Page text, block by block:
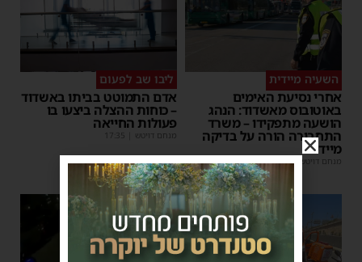
השעיה מיידית
אחרי נסיעת האימים
באוטובוס מאשדוד: הנהג
הושעה מתפקידו – משרד
התחבורה הורה על בדיקה
מיידית
מנחם דויטש |
17:44 | 1 תגובות
ליבו שב לפעום
אדם התמוטט בביתו באשדוד
– כוחות ההצלה ביצעו בו
פעולות החייאה
מנחם דויטש 17:35
1